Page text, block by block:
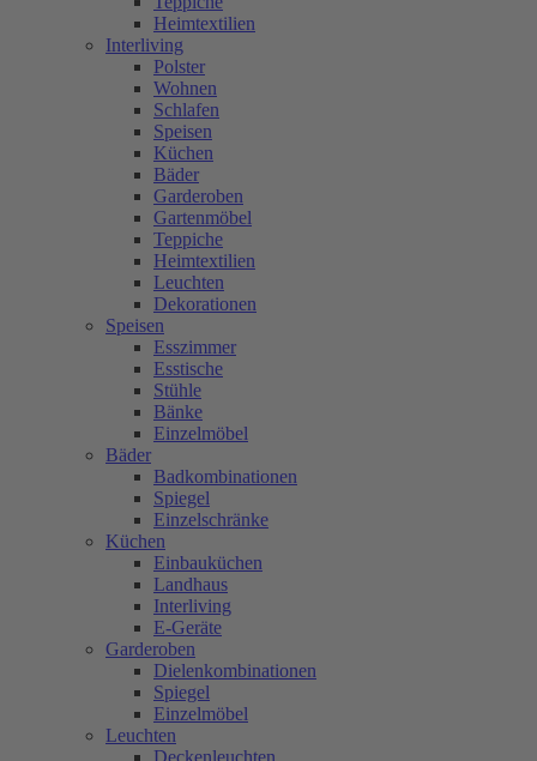
Heimtextilien
Interliving
Polster
Wohnen
Schlafen
Speisen
Küchen
Bäder
Garderoben
Gartenmöbel
Teppiche
Heimtextilien
Leuchten
Dekorationen
Speisen
Esszimmer
Esstische
Stühle
Bänke
Einzelmöbel
Bäder
Badkombinationen
Spiegel
Einzelschränke
Küchen
Einbauküchen
Landhaus
Interliving
E-Geräte
Garderoben
Dielenkombinationen
Spiegel
Einzelmöbel
Leuchten
Deckenleuchten